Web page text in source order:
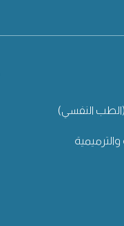
النفسي)
والترميمية